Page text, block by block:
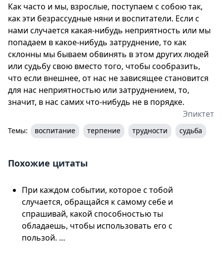
Как часто и мы, взрослые, поступаем с собою так,
как эти безрассудные няни и воспитатели. Если с
нами случается какая-нибудь неприятность или мы
попадаем в какое-нибудь затруднение, то как
склонны мы бываем обвинять в этом других людей
или судьбу свою вместо того, чтобы сообразить,
что если внешнее, от нас не зависящее становится
для нас неприятностью или затруднением, то,
значит, в нас самих что-нибудь не в порядке.
Эпиктет
Темы: воспитание терпение трудности судьба
Похожие цитаты
При каждом событии, которое с тобой
случается, обращайся к самому себе и
спрашивай, какой способностью ты
обладаешь, чтобы использовать его с
пользой. …